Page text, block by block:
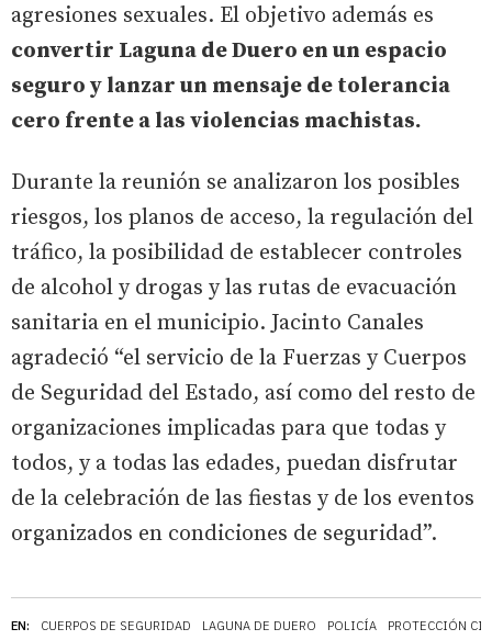
EN: CUERPOS DE SEGURIDAD LAGUNA DE DUERO POLICÍA PROTECCIÓN
agresiones sexuales. El objetivo además es
convertir Laguna de Duero en un espacio
seguro y lanzar un mensaje de tolerancia
cero frente a las violencias machistas.
Durante la reunión se analizaron los posibles
riesgos, los planos de acceso, la regulación del
tráfico, la posibilidad de establecer controles
de alcohol y drogas y las rutas de evacuación
sanitaria en el municipio. Jacinto Canales
agradeció “el servicio de la Fuerzas y Cuerpos
de Seguridad del Estado, así como del resto de
organizaciones implicadas para que todas y
todos, y a todas las edades, puedan disfrutar
de la celebración de las fiestas y de los eventos
organizados en condiciones de seguridad”.